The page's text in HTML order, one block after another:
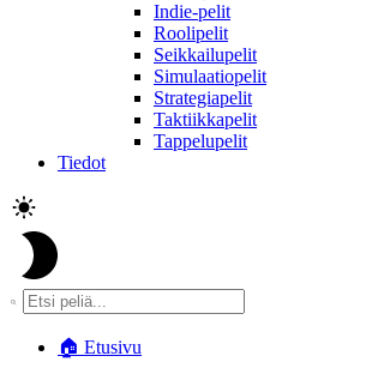
Indie-pelit
Roolipelit
Seikkailupelit
Simulaatiopelit
Strategiapelit
Taktiikkapelit
Tappelupelit
Tiedot
🏠 Etusivu